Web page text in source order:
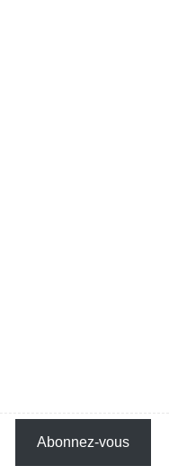
Abonnez-vous